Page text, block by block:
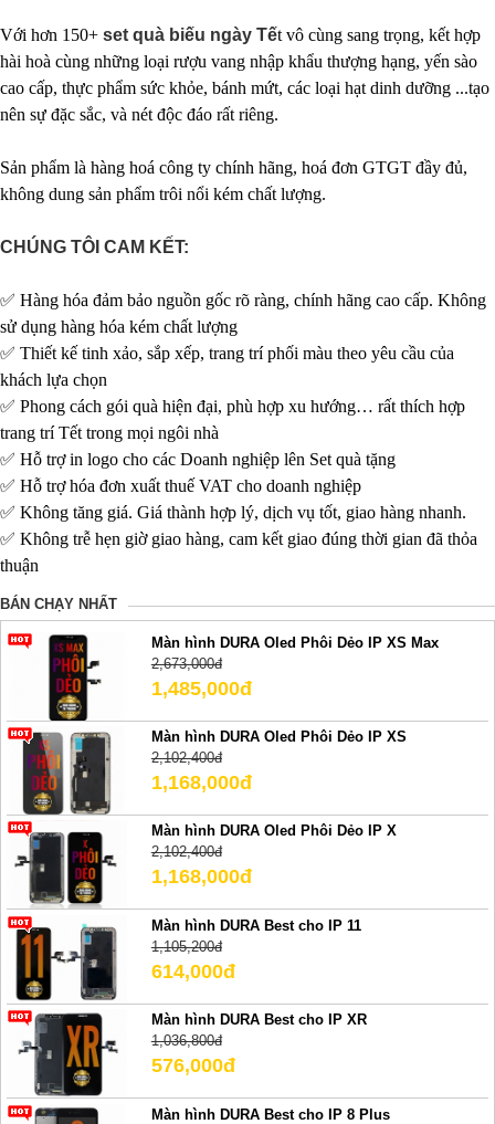
Với hơn 150+ set quà biếu ngày Tết vô cùng sang trọng, kết hợp
hài hoà cùng những loại rượu vang nhập khẩu thượng hạng, yến sào
cao cấp, thực phẩm sức khỏe, bánh mứt, các loại hạt dinh dưỡng ...tạo
nên sự đặc sắc, và nét độc đáo rất riêng.
Sản phẩm là hàng hoá công ty chính hãng, hoá đơn GTGT đầy đủ,
không dung sản phẩm trôi nổi kém chất lượng.
CHÚNG TÔI CAM KẾT:
✅ Hàng hóa đảm bảo nguồn gốc rõ ràng, chính hãng cao cấp. Không
sử dụng hàng hóa kém chất lượng
✅ Thiết kế tinh xảo, sắp xếp, trang trí phối màu theo yêu cầu của
khách lựa chọn
✅ Phong cách gói quà hiện đại, phù hợp xu hướng… rất thích hợp
trang trí Tết trong mọi ngôi nhà
✅ Hỗ trợ in logo cho các Doanh nghiệp lên Set quà tặng
✅ Hỗ trợ hóa đơn xuất thuế VAT cho doanh nghiệp
✅ Không tăng giá. Giá thành hợp lý, dịch vụ tốt, giao hàng nhanh.
✅ Không trễ hẹn giờ giao hàng, cam kết giao đúng thời gian đã thỏa
thuận
BÁN CHẠY NHẤT
Màn hình DURA Oled Phôi Dẻo IP XS Max
2,673,000đ
1,485,000đ
Màn hình DURA Oled Phôi Dẻo IP XS
2,102,400đ
1,168,000đ
Màn hình DURA Oled Phôi Dẻo IP X
2,102,400đ
1,168,000đ
Màn hình DURA Best cho IP 11
1,105,200đ
614,000đ
Màn hình DURA Best cho IP XR
1,036,800đ
576,000đ
Màn hình DURA Best cho IP 8 Plus